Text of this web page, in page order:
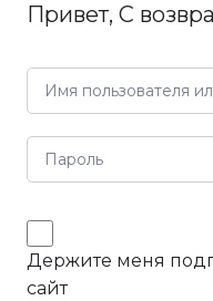
Привет, С
Держите меня
сайт